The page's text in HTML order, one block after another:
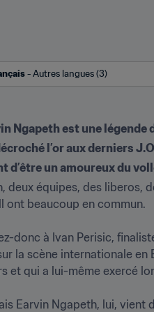
- Autres langues (3)
Ngapeth est une légende
l’or aux derniers
d’être un amoureux du
deux équipes, des liberos,
ont beaucoup en commun.
donc à Ivan Perisic,
la scène internationale en
et qui a lui-même exercé
Earvin Ngapeth, lui, vient